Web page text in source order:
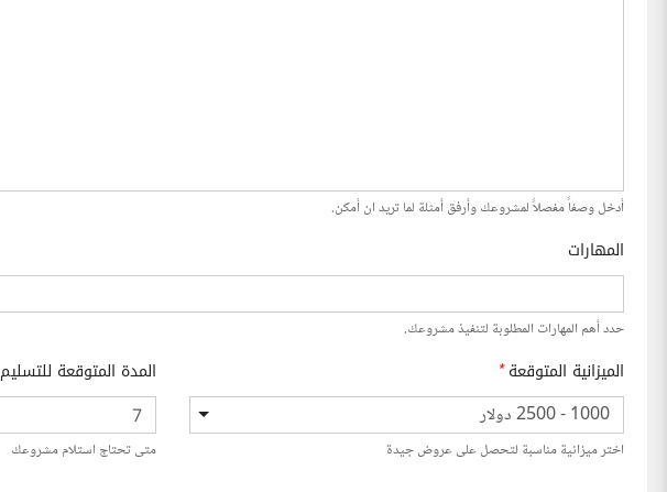
أدخل وصفاً مفصلاً لمشروعك وأرفق أمثلة لما تريد ان أمكن.
المهارات
حدد أهم المهارات المطلوبة لتنفيذ مشروعك.
الميزانية المتوقعة*
1000 - 2500 دولار
اختر ميزانية مناسبة لتحصل على عروض جيدة
المدة المتوقعة للتسليم
متى تحتاج استلام مشروعك